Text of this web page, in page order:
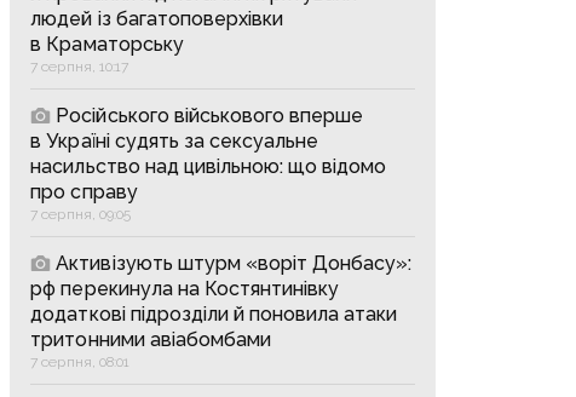
людей із багатоповерхівки
в Краматорську
7 серпня, 10:17
Російського військового вперше
в Україні судять за сексуальне
насильство над цивільною: що відомо
про справу
7 серпня, 09:05
Активізують штурм «воріт Донбасу»:
рф перекинула на Костянтинівку
додаткові підрозділи й поновила атаки
тритонними авіабомбами
7 серпня, 08:01